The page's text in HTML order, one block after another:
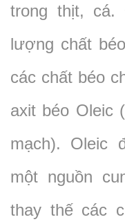
trong thịt, cá.
lượng chất
các chất béo
axit béo Oleic
mạch). Oleic
một nguồn
thay thế các